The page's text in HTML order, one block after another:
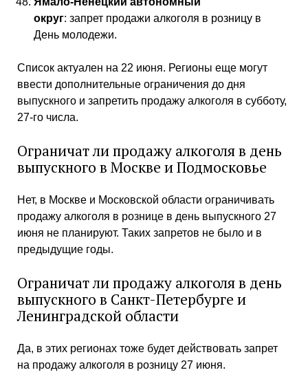
округ: запрет продажи алкоголя в розницу в
День молодежи.
Список актуален на 22 июня. Регионы еще могут
ввести дополнительные ограничения до дня
выпускного и запретить продажу алкоголя в субботу,
27-го числа.
Ограничат ли продажу алкоголя в день
выпускного в Москве и Подмосковье
Нет, в Москве и Московской области ограничивать
продажу алкоголя в рознице в день выпускного 27
июня не планируют. Таких запретов не было и в
предыдущие годы.
Ограничат ли продажу алкоголя в день
выпускного в Санкт-Петербурге и
Ленинградской области
Да, в этих регионах тоже будет действовать запрет
на продажу алкоголя в розницу 27 июня.